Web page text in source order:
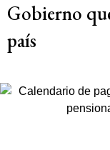
Gobierno
país